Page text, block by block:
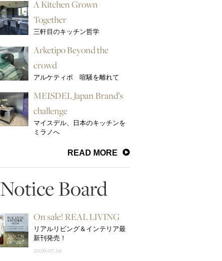
A Kitchen Grown
Together
三軒目のキッチン哲学
Arketipo Beyond the
crowd
アルケティポ 喧騒を離れて
MEISDEL Japan Brand’s
challenge
マイスデル、日本のキッチンを
ミラノへ
READ MORE
Notice Board
On sale! REAL LIVING
リアルリビング＆インテリア最
新刊発売！
2026.07.29